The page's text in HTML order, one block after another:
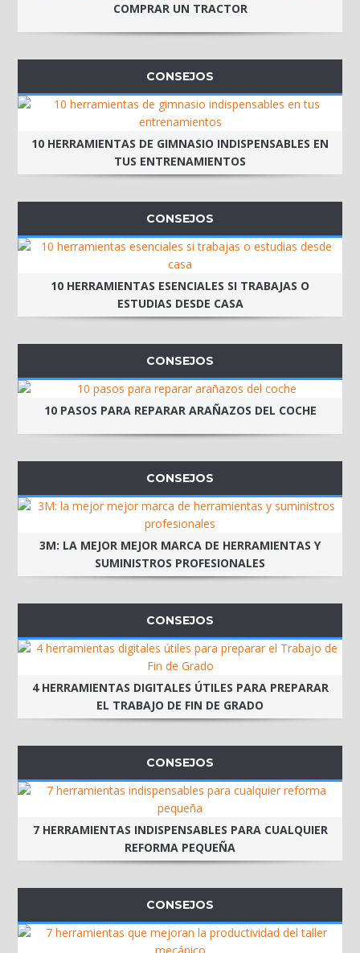
COMPRAR UN TRACTOR
CONSEJOS
10 HERRAMIENTAS DE GIMNASIO INDISPENSABLES EN
TUS ENTRENAMIENTOS
CONSEJOS
10 HERRAMIENTAS ESENCIALES SI TRABAJAS O
ESTUDIAS DESDE CASA
CONSEJOS
10 PASOS PARA REPARAR ARAÑAZOS DEL COCHE
CONSEJOS
3M: LA MEJOR MEJOR MARCA DE HERRAMIENTAS Y
SUMINISTROS PROFESIONALES
CONSEJOS
4 HERRAMIENTAS DIGITALES ÚTILES PARA PREPARAR
EL TRABAJO DE FIN DE GRADO
CONSEJOS
7 HERRAMIENTAS INDISPENSABLES PARA CUALQUIER
REFORMA PEQUEÑA
CONSEJOS